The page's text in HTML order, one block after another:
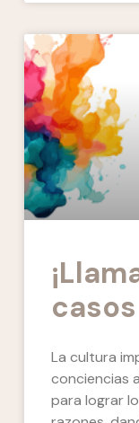
La cultura
conciencias
para lograr